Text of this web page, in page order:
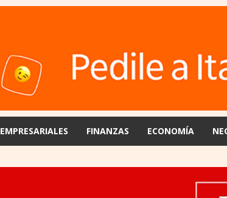
EMPRESARIALES FINANZAS ECONOMÍA